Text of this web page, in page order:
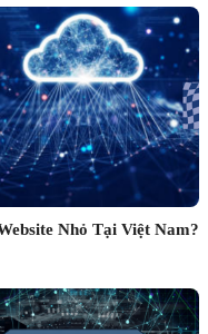
Nhỏ Tại Việt Nam?